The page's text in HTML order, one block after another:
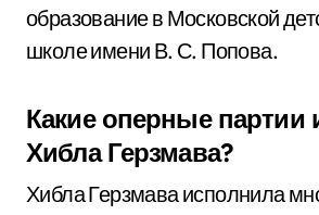
образование в Московской
школе имени В. С. Попова.
Какие оперные партии
Хибла Герзмава?
Хибла Герзмава исполнила